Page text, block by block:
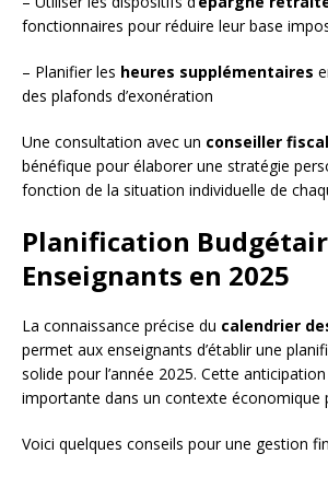
fonctionnaires pour réduire leur base
– Planifier les heures supplémentaires
des plafonds d’exonération
Une consultation avec un conseiller fiscal
bénéfique pour élaborer une stratégie
fonction de la situation individuelle de
Planification
Enseignants en 2025
La connaissance précise du calendrier
permet aux enseignants d’établir une
solide pour l’année 2025. Cette
importante dans un contexte économique
Voici quelques conseils pour une gestion